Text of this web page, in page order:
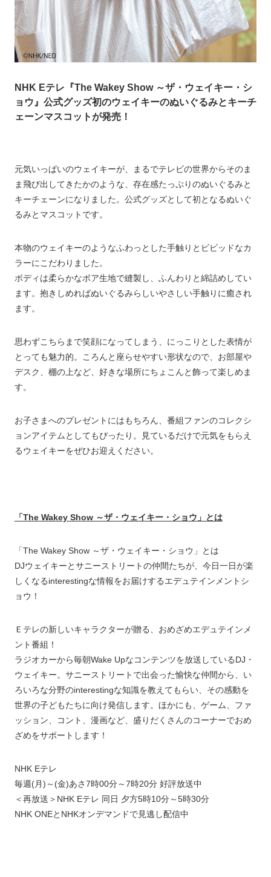
NHK Eテレ『The Wakey Show ～ザ・ウェイキー・シ
ョウ』公式グッズ初のウェイキーのぬいぐるみとキーチ
ェーンマスコットが発売！
元気いっぱいのウェイキーが、まるでテレビの世界からそのま
ま飛び出してきたかのような、存在感たっぷりのぬいぐるみと
キーチェーンになりました。公式グッズとして初となるぬいぐ
るみとマスコットです。
本物のウェイキーのようなふわっとした手触りとビビッドなカ
ラーにこだわりました。
ボディは柔らかなボア生地で縫製し、ふんわりと綿詰めしてい
ます。抱きしめればぬいぐるみらしいやさしい手触りに癒され
ます。
思わずこちらまで笑顔になってしまう、にっこりとした表情が
とっても魅力的。ころんと座らせやすい形状なので、お部屋や
デスク、棚の上など、好きな場所にちょこんと飾って楽しめま
す。
お子さまへのプレゼントにはもちろん、番組ファンのコレクシ
ョンアイテムとしてもぴったり。見ているだけで元気をもらえ
るウェイキーをぜひお迎えください。
「The Wakey Show ～ザ・ウェイキー・ショウ」とは
「The Wakey Show ～ザ・ウェイキー・ショウ」とは
DJウェイキーとサニーストリートの仲間たちが、今日一日が楽
しくなるinterestingな情報をお届けするエデュテインメントシ
ョウ！
Ｅテレの新しいキャラクターが贈る、おめざめエデュテインメ
ント番組！
ラジオカーから毎朝Wake Upなコンテンツを放送しているDJ・
ウェイキー。サニーストリートで出会った愉快な仲間から、い
ろいろな分野のinterestingな知識を教えてもらい、その感動を
世界の子どもたちに向け発信します。ほかにも、ゲーム、ファ
ッション、コント、漫画など、盛りだくさんのコーナーでおめ
ざめをサポートします！
NHK Eテレ
毎週(月)～(金)あさ7時00分～7時20分 好評放送中
＜再放送＞NHK Eテレ 同日 夕方5時10分～5時30分
NHK ONEとNHKオンデマンドで見逃し配信中